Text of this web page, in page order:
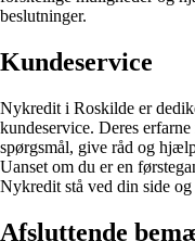
beslutninger.
Kundeservice
Nykredit i Roskilde er
kundeservice. Deres
spørgsmål, give råd og
Uanset om du er en
Nykredit stå ved din side
Afsluttende